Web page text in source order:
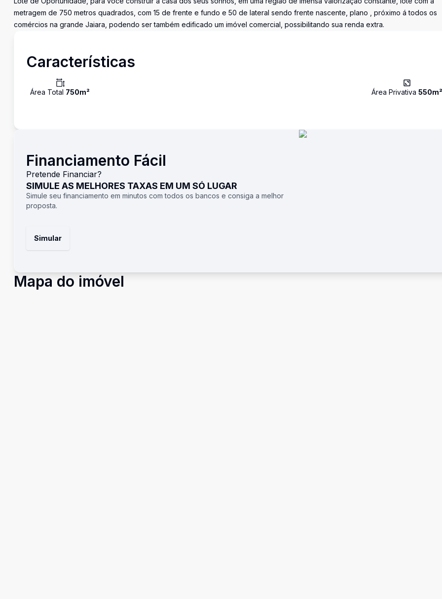
metragem de 750 metros quadrados, com 15 de frente e fundo e 50 de lateral sendo frente nascente, plano , próximo á todos os
comércios na grande Jaiara, podendo ser também edificado um imóvel comercial, possibilitando sua renda extra.
Características
Área Total 750m² Área Privativa 550m²
Financiamento Fácil
Pretende Financiar?
SIMULE AS MELHORES TAXAS EM UM SÓ LUGAR
Simule seu financiamento em minutos com todos os bancos e consiga a melhor
proposta.
Simular
Mapa do imóvel